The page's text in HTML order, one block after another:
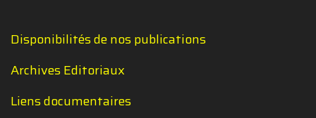
Disponibilités de nos publications
Archives Editoriaux
Liens documentaires